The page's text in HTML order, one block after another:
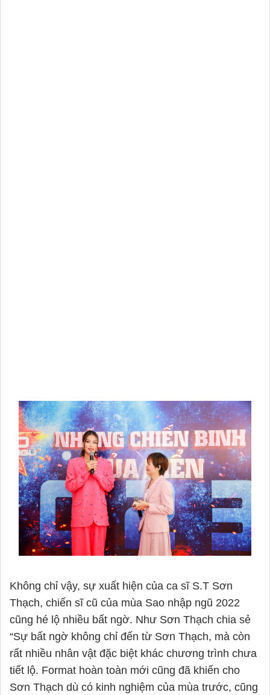
Không chỉ vậy, sự xuất hiện của ca sĩ S.T Sơn
Thạch, chiến sĩ cũ của mùa Sao nhập ngũ 2022
cũng hé lộ nhiều bất ngờ. Như Sơn Thạch chia sẻ
“Sự bất ngờ không chỉ đến từ Sơn Thạch, mà còn
rất nhiều nhân vật đặc biệt khác chương trình chưa
tiết lộ. Format hoàn toàn mới cũng đã khiến cho
Sơn Thạch dù có kinh nghiệm của mùa trước, cũng